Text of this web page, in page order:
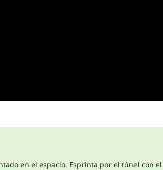
en el espacio. Esprinta por el túnel con